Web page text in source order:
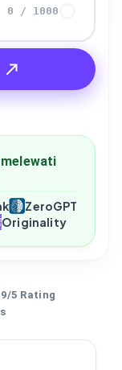
0 / 1000
ZeroGPT
Originality
5 Rating